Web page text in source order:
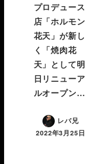
プロデュース
店「ホルモン
花天」が新し
く「焼肉花
天」として明
日リニューア
ルオープン…
レバ兄
2022年3月25日